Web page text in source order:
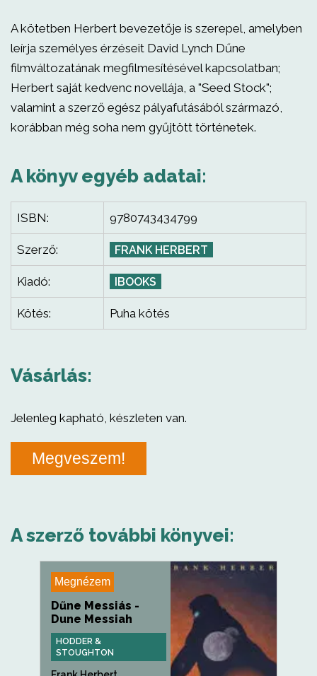
A kötetben Herbert bevezetője is szerepel, amelyben
leírja személyes érzéseit David Lynch Dűne
filmváltozatának megfilmesítésével kapcsolatban;
Herbert saját kedvenc novellája, a "Seed Stock";
valamint a szerző egész pályafutásából származó,
korábban még soha nem gyűjtött történetek.
A könyv egyéb adatai:
ISBN: 9780743434799
Szerző: FRANK HERBERT
Kiadó: IBOOKS
Kötés: Puha kötés
Vásárlás:
Jelenleg kapható, készleten van.
Megveszem!
A szerző további könyvei:
Megnézem
Dűne Messiás -
Dune Messiah
HODDER &
STOUGHTON